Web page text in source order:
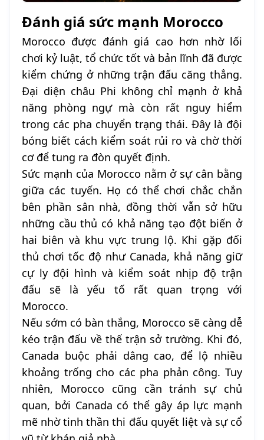
Đánh giá sức mạnh Morocco
Morocco được đánh giá cao hơn nhờ lối
chơi kỷ luật, tổ chức tốt và bản lĩnh đã được
kiểm chứng ở những trận đấu căng thẳng.
Đại diện châu Phi không chỉ mạnh ở khả
năng phòng ngự mà còn rất nguy hiểm
trong các pha chuyển trạng thái. Đây là đội
bóng biết cách kiểm soát rủi ro và chờ thời
cơ để tung ra đòn quyết định.
Sức mạnh của Morocco nằm ở sự cân bằng
giữa các tuyến. Họ có thể chơi chắc chắn
bên phần sân nhà, đồng thời vẫn sở hữu
những cầu thủ có khả năng tạo đột biến ở
hai biên và khu vực trung lộ. Khi gặp đối
thủ chơi tốc độ như Canada, khả năng giữ
cự ly đội hình và kiểm soát nhịp độ trận
đấu sẽ là yếu tố rất quan trọng với
Morocco.
Nếu sớm có bàn thắng, Morocco sẽ càng dễ
kéo trận đấu về thế trận sở trường. Khi đó,
Canada buộc phải dâng cao, để lộ nhiều
khoảng trống cho các pha phản công. Tuy
nhiên, Morocco cũng cần tránh sự chủ
quan, bởi Canada có thể gây áp lực mạnh
mẽ nhờ tinh thần thi đấu quyết liệt và sự cổ